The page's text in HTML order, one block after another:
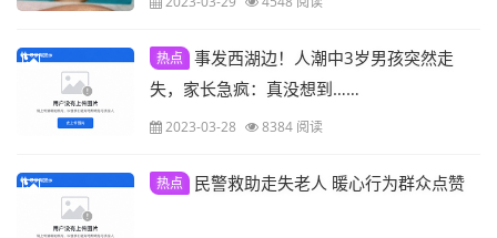
热点
事发西湖边！人潮中3岁男孩突然走
失，家长急疯：真没想到……
2023-03-28 8384 阅读
热点 民警救助走失老人 暖心行为群众点赞